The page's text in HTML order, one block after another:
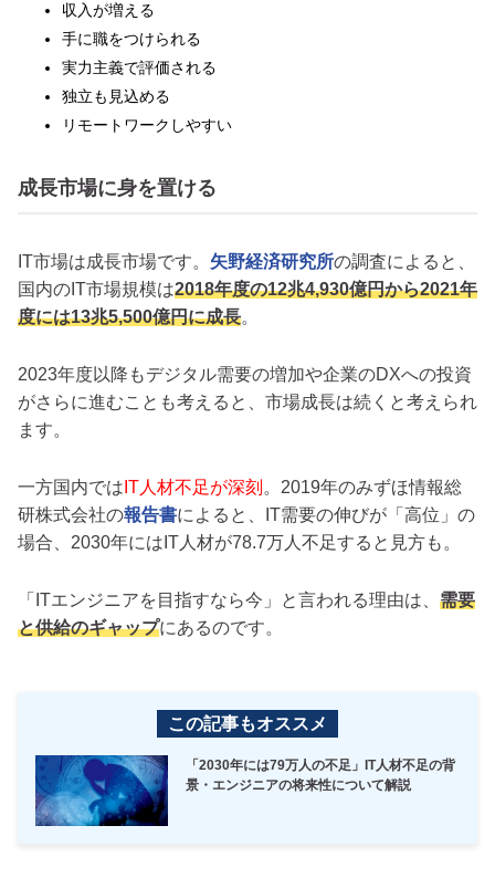
収入が増える
手に職をつけられる
実力主義で評価される
独立も見込める
リモートワークしやすい
成長市場に身を置ける
IT市場は成長市場です。 矢野経済研究所の調査によると、
国内のIT市場規模は2018年度の12兆4,930億円から2021年
度には13兆5,500億円に成長。
2023年度以降もデジタル需要の増加や企業のDXへの投資
がさらに進むことも考えると、市場成長は続くと考えられ
ます。
一方国内では IT人材不足が深刻 。2019年のみずほ情報総
研株式会社の報告書によると、IT需要の伸びが「高位」の
場合、2030年にはIT人材が78.7万人不足すると見方も。
「ITエンジニアを目指すなら今」と言われる理由は、 需要
と供給のギャップにあるのです。
この記事もオススメ
「2030年には79万人の不足」IT人材不足の背
景・エンジニアの将来性について解説